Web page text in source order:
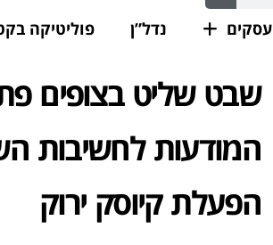
עסקים נדל”ן פוליטיקה
שבט שליט בצופים
המודעות לחשיבות
הפעלת קיוסק ירוק